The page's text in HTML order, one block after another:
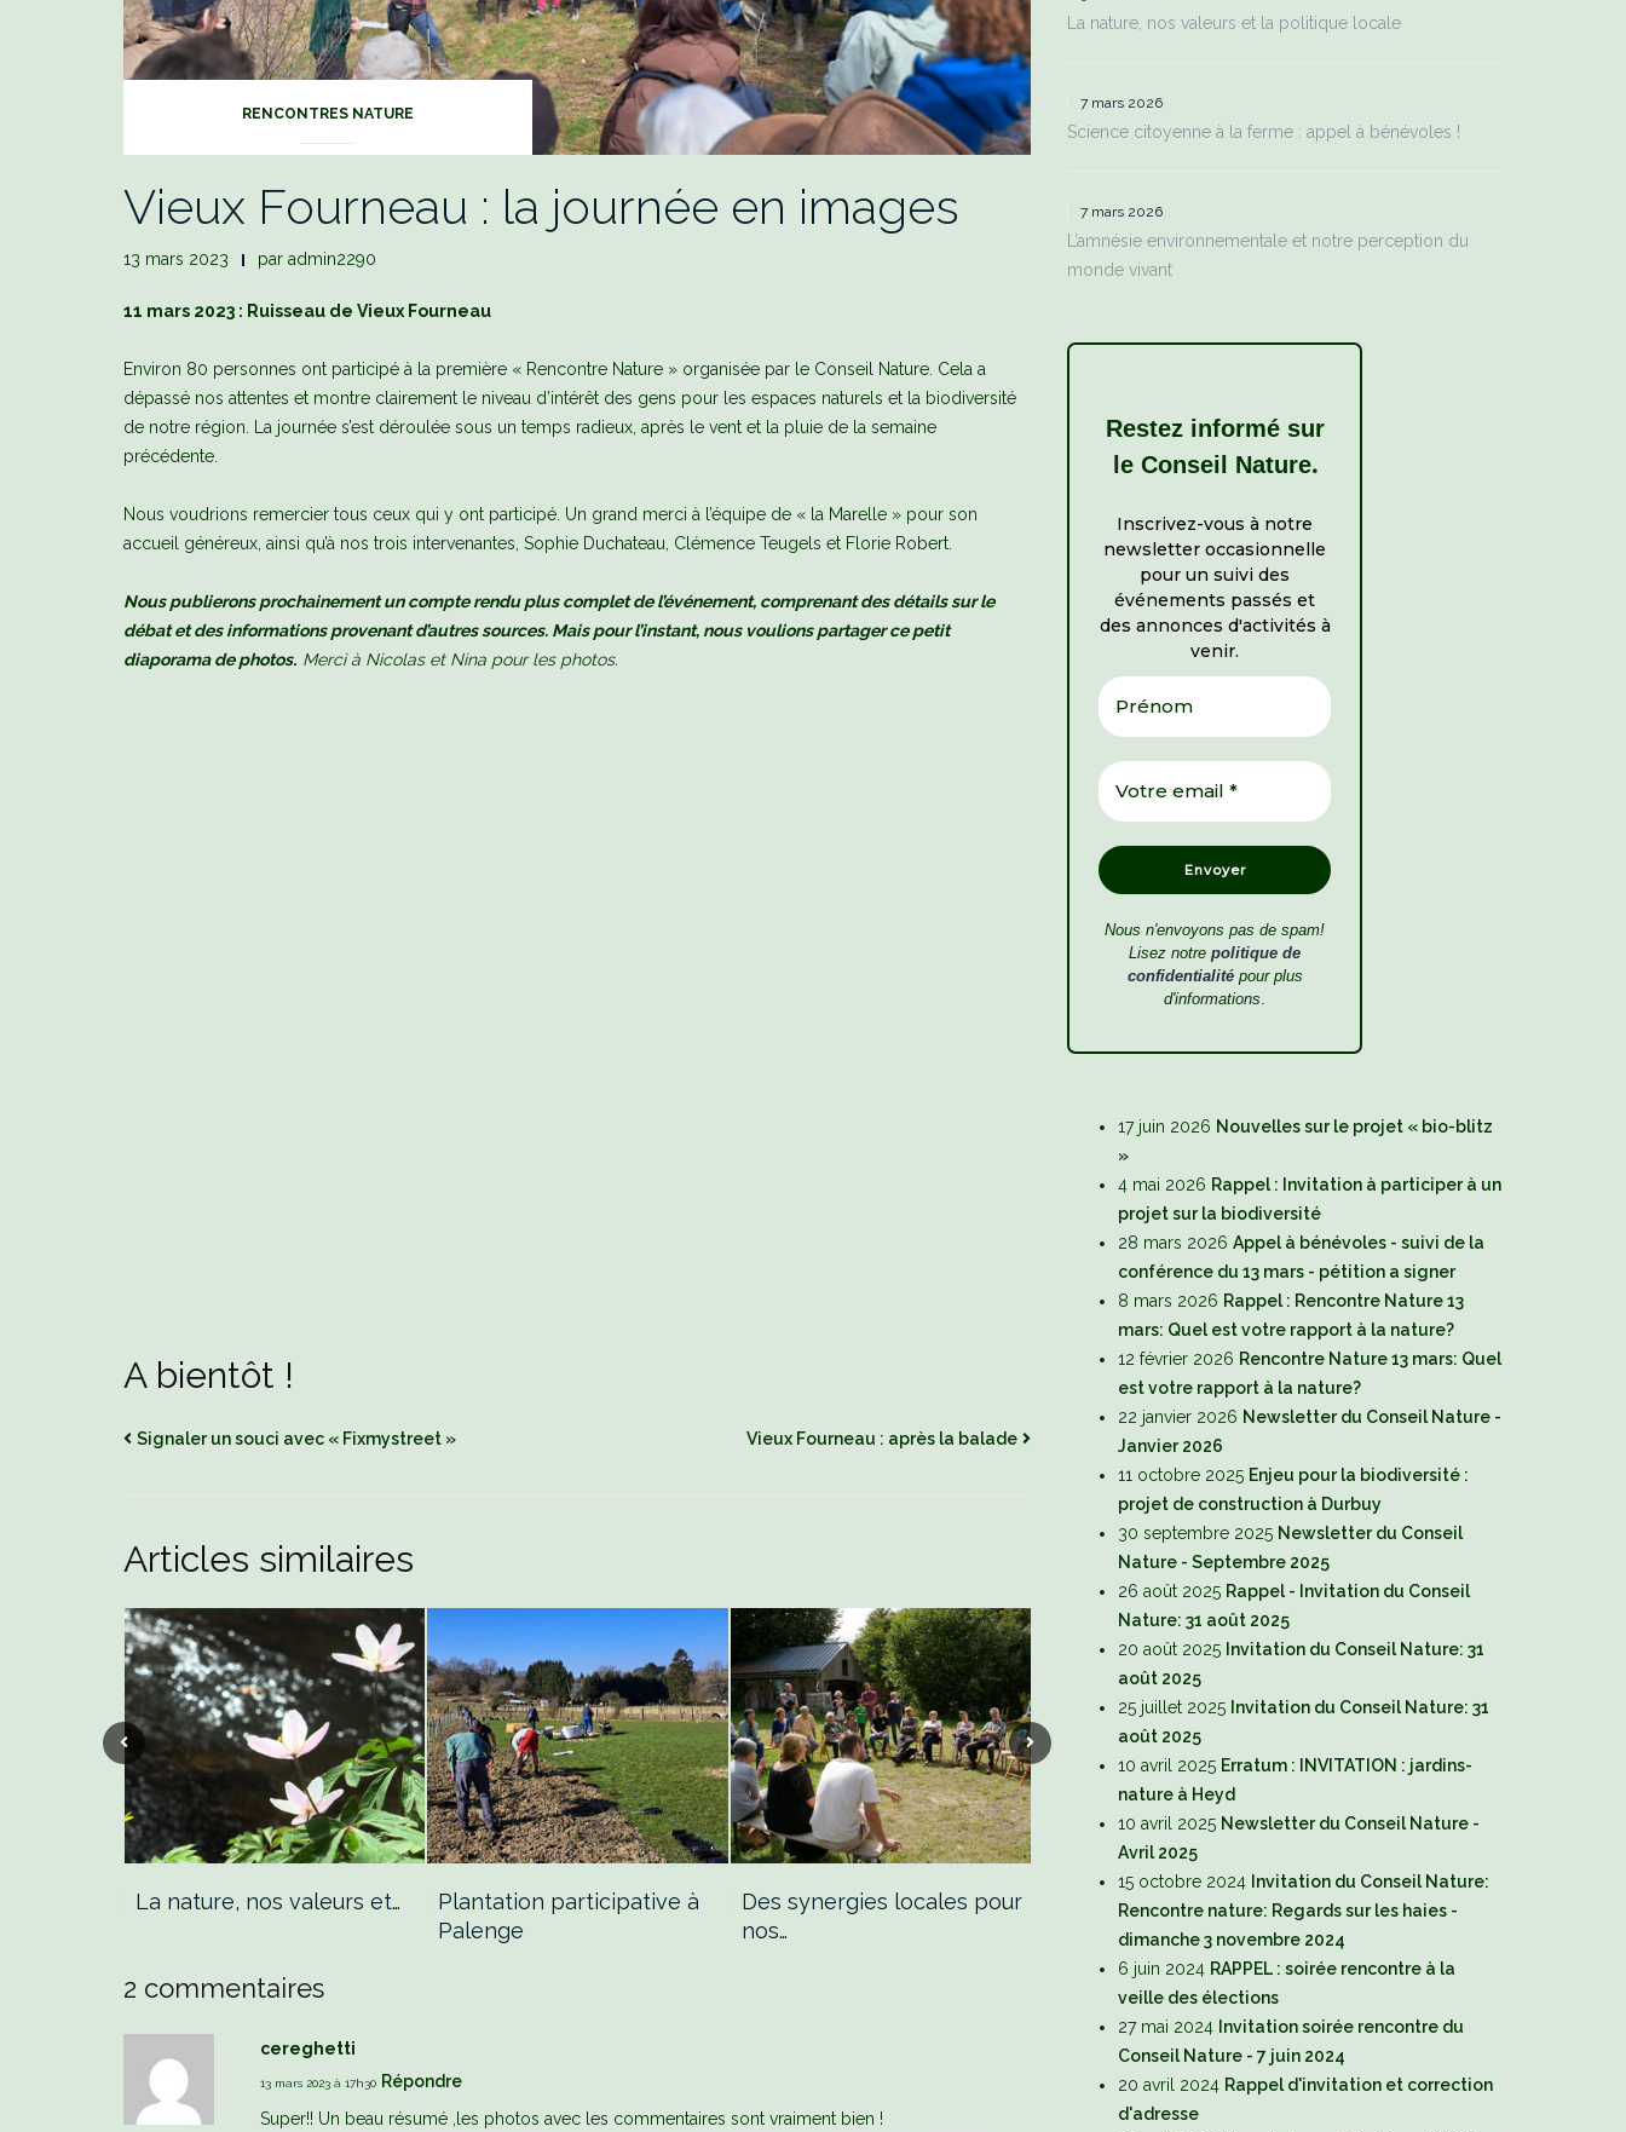
RENCONTRES NATURE
Vieux Fourneau : la journée en images
13 mars 2023 par admin2290
11 mars 2023 : Ruisseau de Vieux Fourneau
Environ 80 personnes ont participé à la première « Rencontre Nature » organisée par le Conseil Nature. Cela a
dépassé nos attentes et montre clairement le niveau d’intérêt des gens pour les espaces naturels et la biodiversité
de notre région. La journée s’est déroulée sous un temps radieux, après le vent et la pluie de la semaine
précédente.
Nous voudrions remercier tous ceux qui y ont participé. Un grand merci à l’équipe de « la Marelle » pour son
accueil généreux, ainsi qu’à nos trois intervenantes, Sophie Duchateau, Clémence Teugels et Florie Robert.
Nous publierons prochainement un compte rendu plus complet de l’événement, comprenant des détails sur le
débat et des informations provenant d’autres sources. Mais pour l’instant, nous voulions partager ce petit
diaporama de photos. Merci à Nicolas et Nina pour les photos.
Après quelques mots de bienvenue …
A bientôt !
Signaler un souci avec « Fixmystreet » Vieux Fourneau : après la balade
Articles similaires
La nature, nos valeurs et…
Plantation participative à
Palenge
Des synergies locales pour
nos…
Nos fermes et nos champs… Prendre soin de nos
2 commentaires
cereghetti
13 mars 2023 à 17h30 Répondre
Super!! Un beau résumé ,les photos avec les commentaires sont vraiment bien !
La nature, nos valeurs et la politique locale
7 mars 2026
Science citoyenne à la ferme : appel à bénévoles !
7 mars 2026
L’amnésie environnementale et notre perception du
monde vivant
Restez informé sur
le Conseil Nature.
Inscrivez-vous à notre
newsletter occasionnelle
pour un suivi des
événements passés et
des annonces d'activités à
venir.
Nous n'envoyons pas de spam!
Lisez notre politique de
confidentialitépour plus
d'informations.
17 juin 2026 Nouvelles sur le projet « bio-blitz
»
4 mai 2026 Rappel : Invitation à participer à un
projet sur la biodiversité
28 mars 2026 Appel à bénévoles - suivi de la
conférence du 13 mars - pétition a signer
8 mars 2026 Rappel : Rencontre Nature 13
mars: Quel est votre rapport à la nature?
12 février 2026 Rencontre Nature 13 mars: Quel
est votre rapport à la nature?
22 janvier 2026 Newsletter du Conseil Nature -
Janvier 2026
11 octobre 2025 Enjeu pour la biodiversité :
projet de construction à Durbuy
30 septembre 2025 Newsletter du Conseil
Nature - Septembre 2025
26 août 2025 Rappel - Invitation du Conseil
Nature: 31 août 2025
20 août 2025 Invitation du Conseil Nature: 31
août 2025
25 juillet 2025 Invitation du Conseil Nature: 31
août 2025
10 avril 2025 Erratum : INVITATION : jardins-
nature à Heyd
10 avril 2025 Newsletter du Conseil Nature -
Avril 2025
15 octobre 2024 Invitation du Conseil Nature:
Rencontre nature: Regards sur les haies -
dimanche 3 novembre 2024
6 juin 2024 RAPPEL : soirée rencontre à la
veille des élections
27 mai 2024 Invitation soirée rencontre du
Conseil Nature - 7 juin 2024
20 avril 2024 Rappel d'invitation et correction
d'adresse